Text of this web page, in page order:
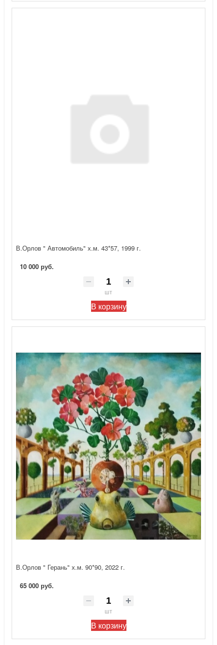
В.Орлов " Автомобиль" х.м. 43*57, 1999 г.
10 000 руб.
шт
В корзину
В.Орлов " Герань" х.м. 90*90, 2022 г.
65 000 руб.
шт
В корзину